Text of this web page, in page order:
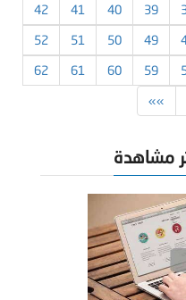
39
40
41
42
49
50
51
52
59
60
61
62
»»
مشاهدة